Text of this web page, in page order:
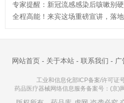
专家提醒：新冠流感感染后咳嗽别
全程高能！来宾这场重磅宣讲，落地
网站首页- 关于本站- 联系我们 - 广
工业和信息化部ICP备案/许可证
药品医疗器械网络信息服务备案号：(京)